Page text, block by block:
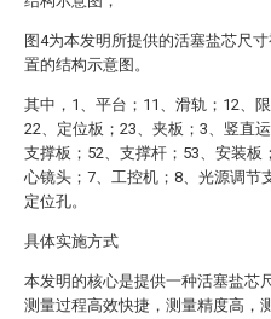
图4为本发明所提供的活塞盐芯尺
置的结构示意图。
其中，1、平台；11、滑轨；12、
22、定位板；23、夹板；3、竖直
支撑板；52、支撑杆；53、安装板
心镜头；7、工控机；8、光源调节
定位孔。
具体实施方式
本发明的核心是提供一种活塞盐芯
测量过程高效快捷，测量精度高，